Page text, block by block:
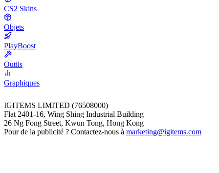
CS2 Skins
Objets
PlayBoost
Outils
Graphiques
IGITEMS LIMITED (76508000)
Flat 2401-16, Wing Shing Industrial Building
26 Ng Fong Street, Kwun Tong, Hong Kong
Pour de la publicité ? Contactez-nous à marketing@igitems.com